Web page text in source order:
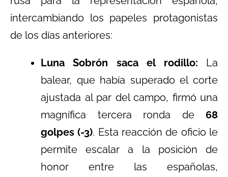
intercambiando los papeles protagonistas
de los días anteriores:
Luna Sobrón saca el rodillo: La
balear, que había superado el corte
ajustada al par del campo, firmó una
magnífica tercera ronda de 68
golpes (-3). Esta reacción de oficio le
permite escalar a la posición de
honor entre las españolas,